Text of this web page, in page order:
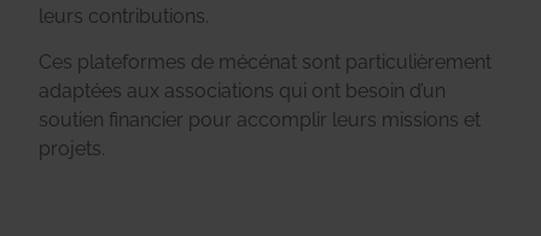
leurs contributions.
Ces plateformes de mécénat sont particulièrement
adaptées aux associations qui ont besoin d’un
soutien financier pour accomplir leurs missions et
projets.